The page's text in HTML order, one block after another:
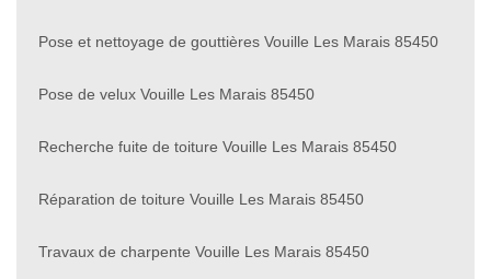
Pose et nettoyage de gouttières Vouille Les Marais 85450
Pose de velux Vouille Les Marais 85450
Recherche fuite de toiture Vouille Les Marais 85450
Réparation de toiture Vouille Les Marais 85450
Travaux de charpente Vouille Les Marais 85450